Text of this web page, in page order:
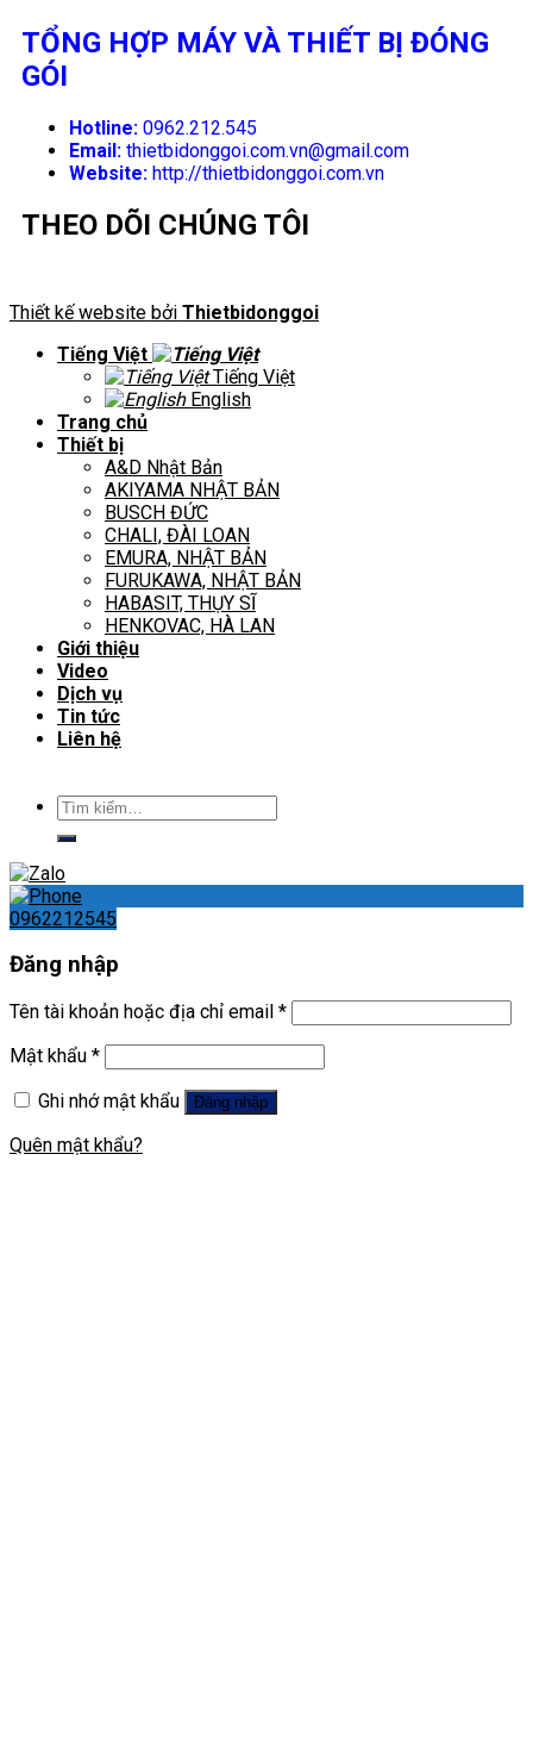
TỔNG HỢP MÁY VÀ THIẾT BỊ ĐÓNG
GÓI
Hotline: 0962.212.545
Email: thietbidonggoi.com.vn@gmail.com
Website: http://thietbidonggoi.com.vn
THEO DÕI CHÚNG TÔI
Thiết kế website bởi Thietbidonggoi
Tiếng Việt
Tiếng Việt
English
Trang chủ
Thiết bị
A&D Nhật Bản
AKIYAMA NHẬT BẢN
BUSCH ĐỨC
CHALI, ĐÀI LOAN
EMURA, NHẬT BẢN
FURUKAWA, NHẬT BẢN
HABASIT, THỤY SĨ
HENKOVAC, HÀ LAN
Giới thiệu
Video
Dịch vụ
Tin tức
Liên hệ
Tìm
kiếm:
0962212545
Đăng nhập
Tên tài khoản hoặc địa chỉ email *
Mật khẩu *
Ghi nhớ mật khẩu
Đăng nhập
Quên mật khẩu?